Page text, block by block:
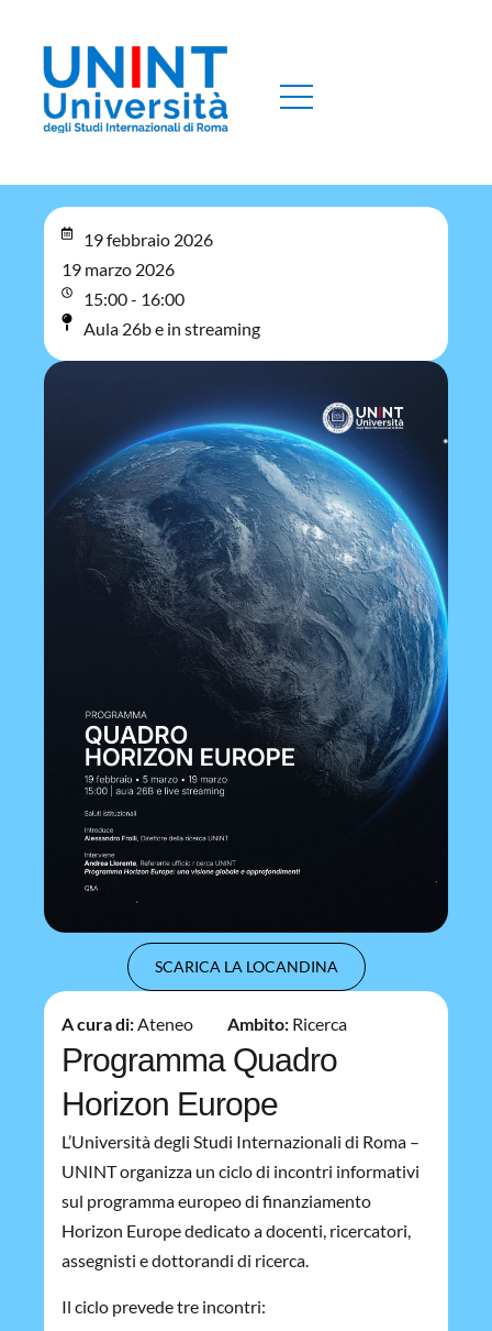
19 febbraio 2026
19 marzo 2026
15:00 - 16:00
Aula 26b e in streaming
SCARICA LA LOCANDINA
A cura di:Ateneo Ambito: Ricerca
Programma Quadro
Horizon Europe
L’Università degli Studi Internazionali di Roma –
UNINT organizza un ciclo di incontri informativi
sul programma europeo di finanziamento
Horizon Europe dedicato a docenti, ricercatori,
assegnisti e dottorandi di ricerca.
Il ciclo prevede tre incontri: